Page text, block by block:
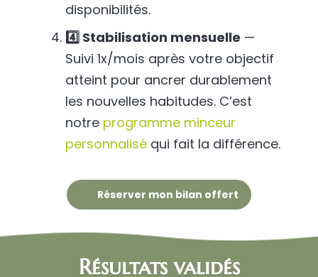
disponibilités.
4️⃣ Stabilisation mensuelle —
Suivi 1x/mois après votre objectif
atteint pour ancrer durablement
les nouvelles habitudes. C’est
notre programme minceur
personnalisé qui fait la différence.
Réserver mon bilan offert
Résultats validés